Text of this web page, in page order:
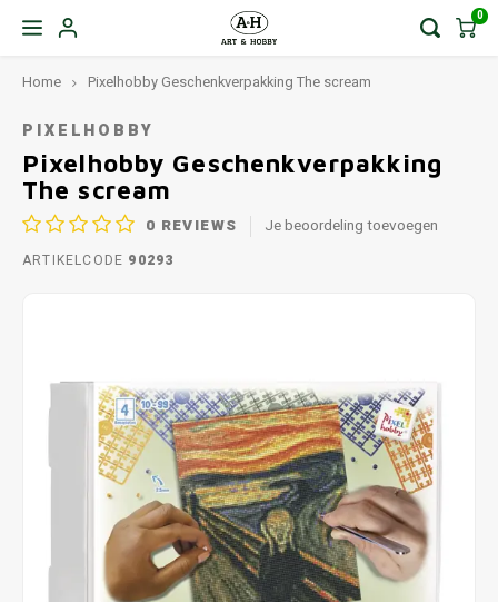
0
Home Pixelhobby Geschenkverpakking The scream
PIXELHOBBY
Pixelhobby Geschenkverpakking
The scream
0 REVIEWS Je beoordeling toevoegen
ARTIKELCODE 90293